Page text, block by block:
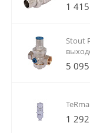
1
Stout
5
1